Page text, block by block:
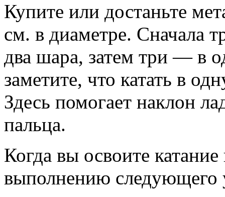
Купите или достаньте
см. в диаметре. Сначала
два шара, затем три — в
заметите, что катать в
Здесь помогает наклон
пальца.
Когда вы освоите
выполнению следующего